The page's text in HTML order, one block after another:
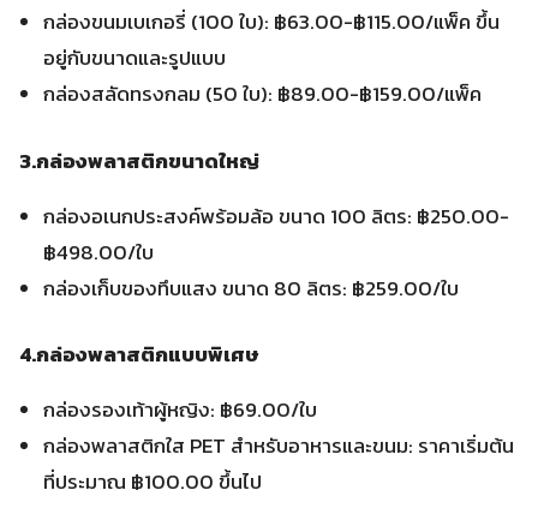
กล่องขนมเบเกอรี่ (100 ใบ): ฿63.00-฿115.00/แพ็ค ขึ้น
อยู่กับขนาดและรูปแบบ
กล่องสลัดทรงกลม (50 ใบ): ฿89.00-฿159.00/แพ็ค
3.กล่องพลาสติกขนาดใหญ่
กล่องอเนกประสงค์พร้อมล้อ ขนาด 100 ลิตร: ฿250.00-
฿498.00/ใบ
กล่องเก็บของทึบแสง ขนาด 80 ลิตร: ฿259.00/ใบ
4.กล่องพลาสติกแบบพิเศษ
กล่องรองเท้าผู้หญิง: ฿69.00/ใบ
กล่องพลาสติกใส PET สำหรับอาหารและขนม: ราคาเริ่มต้น
ที่ประมาณ ฿100.00 ขึ้นไป